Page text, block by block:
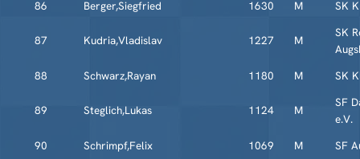
86
Berger,Siegfried 1630 M SK
87 Kudria,Vladislav 1227 M
SK
88
Schwarz,Rayan 1180 M SK
89 Steglich,Lukas 1124 M
SF
e.V.
90
Schrimpf,Felix 1069 M SF